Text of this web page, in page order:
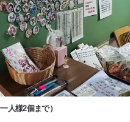
人様2個まで）